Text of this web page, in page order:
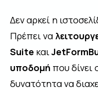
Δεν αρκεί η
Πρέπει να
Suite και
υποδομή που δίνει
δυνατότητα να